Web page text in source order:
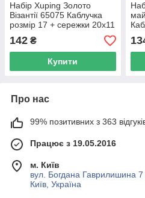
Набір Xuping Золото
Візантії 65075 Каблучка
розмір 17 + сережки 20х11
мм позолота РО
142 ₴
Купити
Про нас
99% позитивних з 363
Працює з 19.05.2016
м. Київ
вул. Богдана Гаврилишина
Київ, Україна